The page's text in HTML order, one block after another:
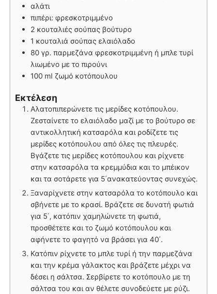
αλάτι
πιπέρι: φρεσκοτριμμένο
2 κουταλιές σούπας βούτυρο
1 κουταλιά σούπας ελαιόλαδο
80 γρ. παρμεζάνα φρεσκοτριμμένη ή μπλε τυρί
λιωμένο με το πιρούνι
100 ml ζωμό κοτόπουλου
Εκτέλεση
Αλατοπιπερώνετε τις μερίδες κοτόπουλου.
Ζεσταίνετε το ελαιόλαδο μαζί με το βούτυρο σε
αντικολλητική κατσαρόλα και ροδίζετε τις
μερίδες κοτόπουλου από όλες τις πλευρές.
Βγάζετε τις μερίδες κοτόπουλου και ρίχνετε
στην κατσαρόλα τα κρεμμύδια και το μπέικον
και τα σοτάρετε για 5΄ανακατεύοντας συνεχώς.
Ξαναρίχνετε στην κατσαρόλα το κοτόπουλο και
σβήνετε με το κρασί. Βράζετε σε δυνατή φωτιά
για 5΄, κατόπιν χαμηλώνετε τη φωτιά,
προσθέτετε και το ζωμό κοτόπουλου και
αφήνετε το φαγητό να βράσει για 40΄.
Κατόπιν ρίχνετε το μπλε τυρί ή την παρμεζάνα
και την κρέμα γάλακτος και βράζετε μέχρι να
δέσει η σάλτσα. Σερβίρετε το κοτόπουλο με τη
σάλτσα του και αν θέλετε συνοδεύετε με ρύζι.